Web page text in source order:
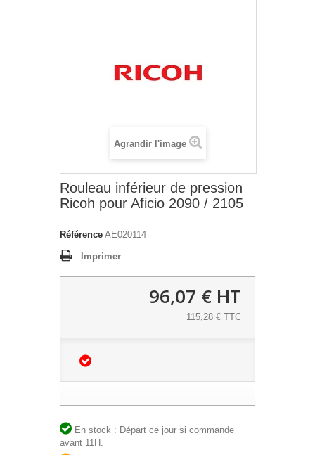
Agrandir l'image
Rouleau inférieur de pression
Ricoh pour Aficio 2090 / 2105
Référence AE020114
Imprimer
96,07 € HT
115,28 € TTC
En stock : Départ ce jour si commande
avant 11H.